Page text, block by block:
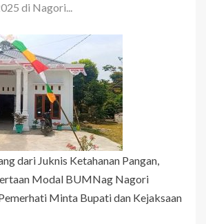
di Nagori...
dari Juknis Ketahanan Pangan,
Modal BUMNag Nagori
Minta Bupati dan Kejaksaan